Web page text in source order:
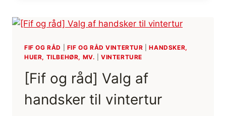
SKI
3-
FRA
HESTRA
[ANMELDELSE]
FIF OG RÅD FIF OG RÅD VINTERTUR |HANDSKER,
HUER, TILBEHØR, MV. |VINTERTURE
[Fif og råd] Valg af
handsker til vintertur